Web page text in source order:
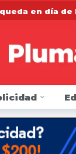
en día de
leche cruda
a
carros tienen
Presidente